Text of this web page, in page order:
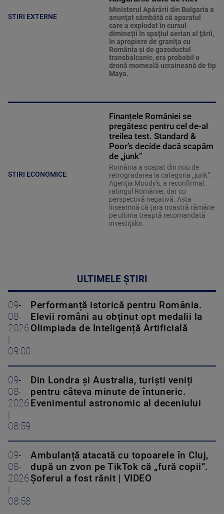
STIRI EXTERNE
Ministerul Apărării din Bulgaria a
anunţat sâmbătă că aparatul
care a explodat în cursul
dimineţii în spaţiul aerian al ţării,
în apropiere de graniţa cu
România şi de gazoductul
transbalcanic, era probabil o
dronă momeală ucraineană de tip
Maya.
STIRI ECONOMICE
Finanțele României se
pregătesc pentru cel de-al
treilea test. Standard &
Poor’s decide dacă scapăm
de „junk”
România a scapat din nou de
retrogradarea la categoria „junk”.
Agenția Moody's, a reconfirmat
ratingul României, dar cu
perspectivă negativă. Asta
înseamnă că țara noastră rămâne
pe ultima treaptă recomandată
investițiilor.
ULTIMELE ȘTIRI
09-
08-
2026
09:00
Performanță istorică pentru România.
Elevii români au obținut opt medalii la
Olimpiada de Inteligență Artificială
09-
08-
2026
08:59
Din Londra și Australia, turiști veniți
pentru câteva minute de întuneric.
Evenimentul astronomic al deceniului
09-
08-
2026
08:58
Ambulanță atacată cu topoarele în Cluj,
după un zvon pe TikTok că „fură copii”.
Șoferul a fost rănit | VIDEO